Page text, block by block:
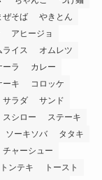
ぜそば
やきとん
アヒージョ
ライス
オムレツ
ーラ
カレー
ーキ
コロッケ
サラダ
サンド
スシロー
ステーキ
ソーキソバ
タタキ
チャーシュー
トンテキ
トースト